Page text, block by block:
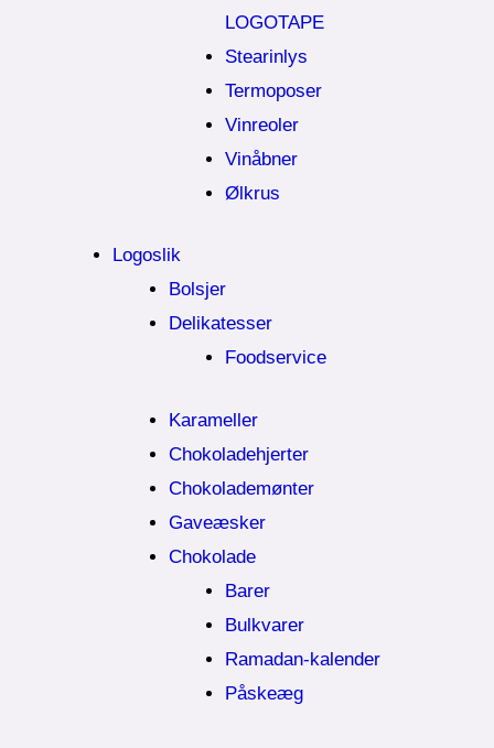
LOGOTAPE
Stearinlys
Termoposer
Vinreoler
Vinåbner
Ølkrus
Logoslik
Bolsjer
Delikatesser
Foodservice
Karameller
Chokoladehjerter
Chokolademønter
Gaveæsker
Chokolade
Barer
Bulkvarer
Ramadan-kalender
Påskeæg